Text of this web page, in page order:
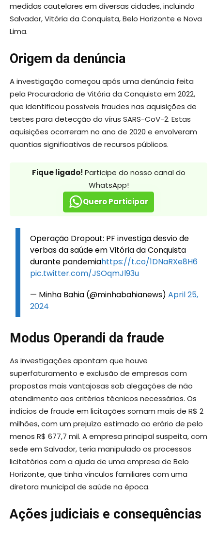
medidas cautelares em diversas cidades, incluindo
Salvador, Vitória da Conquista, Belo Horizonte e Nova
Lima.
Origem da denúncia
A investigação começou após uma denúncia feita
pela Procuradoria de Vitória da Conquista em 2022,
que identificou possíveis fraudes nas aquisições de
testes para detecção do vírus SARS-CoV-2. Estas
aquisições ocorreram no ano de 2020 e envolveram
quantias significativas de recursos públicos.
Fique ligado! Participe do nosso canal do
WhatsApp!
Quero Participar
Operação Dropout: PF investiga desvio de
verbas da saúde em Vitória da Conquista
durante pandemiahttps://t.co/1DNaRXe8H6
pic.twitter.com/JSOqmJl93u
— Minha Bahia (@minhabahianews)April 25,
2024
Modus Operandi da fraude
As investigações apontam que houve
superfaturamento e exclusão de empresas com
propostas mais vantajosas sob alegações de não
atendimento aos critérios técnicos necessários. Os
indícios de fraude em licitações somam mais de R$ 2
milhões, com um prejuízo estimado ao erário de pelo
menos R$ 677,7 mil. A empresa principal suspeita, com
sede em Salvador, teria manipulado os processos
licitatórios com a ajuda de uma empresa de Belo
Horizonte, que tinha vínculos familiares com uma
diretora municipal de saúde na época.
Ações judiciais e consequências